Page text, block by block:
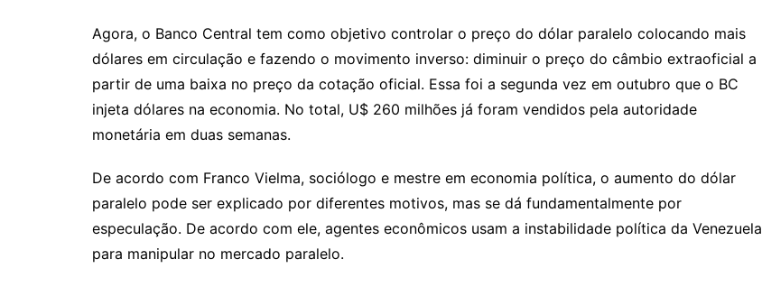
Agora, o Banco Central tem como objetivo controlar o preço do dólar paralelo colocando mais
dólares em circulação e fazendo o movimento inverso: diminuir o preço do câmbio extraoficial a
partir de uma baixa no preço da cotação oficial. Essa foi a segunda vez em outubro que o BC
injeta dólares na economia. No total, U$ 260 milhões já foram vendidos pela autoridade
monetária em duas semanas.
De acordo com Franco Vielma, sociólogo e mestre em economia política, o aumento do dólar
paralelo pode ser explicado por diferentes motivos, mas se dá fundamentalmente por
especulação. De acordo com ele, agentes econômicos usam a instabilidade política da Venezuela
para manipular no mercado paralelo.